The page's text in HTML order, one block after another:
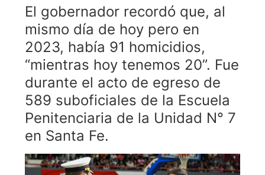
El gobernador recordó que, al
mismo día de hoy pero en
2023, había 91 homicidios,
“mientras hoy tenemos 20”. Fue
durante el acto de egreso de
589 suboficiales de la Escuela
Penitenciaria de la Unidad N° 7
en Santa Fe.